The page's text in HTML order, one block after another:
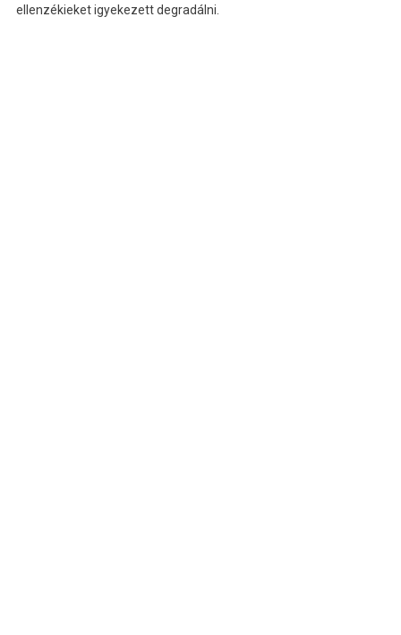
ellenzékieket igyekezett degradálni.